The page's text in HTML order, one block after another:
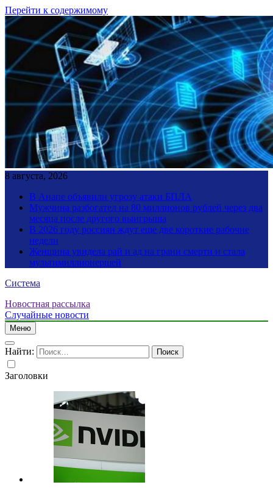
Перейти к содержимому
8 августа, 2026
В Анапе объявили угрозу атаки БПЛА
Мужчина разбогател на 80 миллионов рублей через два
месяца после другого выигрыша
В 2026 году россиян ждут еще две короткие рабочие
недели
Женщина увидела рай и ад на грани смерти и стала
мультимиллионершей
Система
Новостная рассылка
Случайные новости
Меню
Найти:
Заголовки